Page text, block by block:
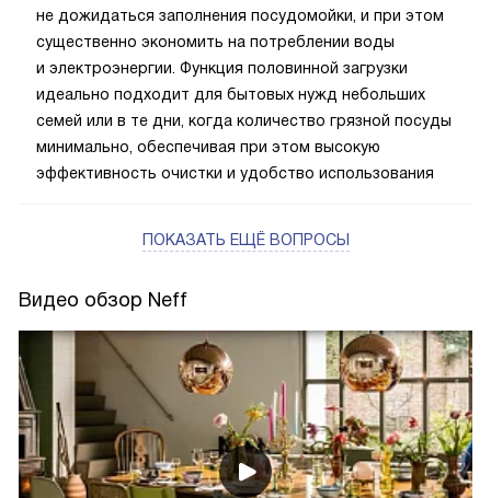
не дожидаться заполнения посудомойки, и при этом
существенно экономить на потреблении воды
и электроэнергии. Функция половинной загрузки
идеально подходит для бытовых нужд небольших
семей или в те дни, когда количество грязной посуды
минимально, обеспечивая при этом высокую
эффективность очистки и удобство использования
ПОКАЗАТЬ ЕЩЁ ВОПРОСЫ
Видео обзор Neff